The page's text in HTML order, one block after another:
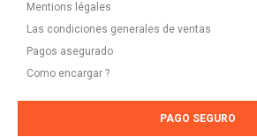
Mentions légales
Las condiciones generales de ventas
Pagos asegurado
Como encargar ?
PAGO SEGURO